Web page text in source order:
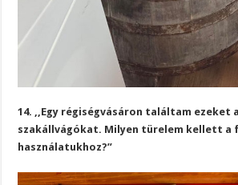
14. ,,Egy régiségvásáron találtam ezeket
szakállvágókat. Milyen türelem kellett a
használatukhoz?”